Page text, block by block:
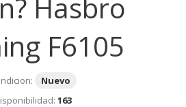
Hasbro
F6105
Nuevo
163